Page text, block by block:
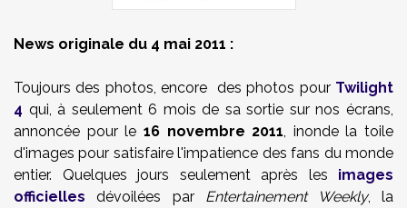
News originale du 4 mai 2011 :
Toujours des photos, encore des photos pour Twilight
4 qui, à seulement 6 mois de sa sortie sur nos écrans,
annoncée pour le 16 novembre 2011 , inonde la toile
d'images pour satisfaire l'impatience des fans du monde
entier. Quelques jours seulement après les images
officielles dévoilées par Entertainement Weekly, la